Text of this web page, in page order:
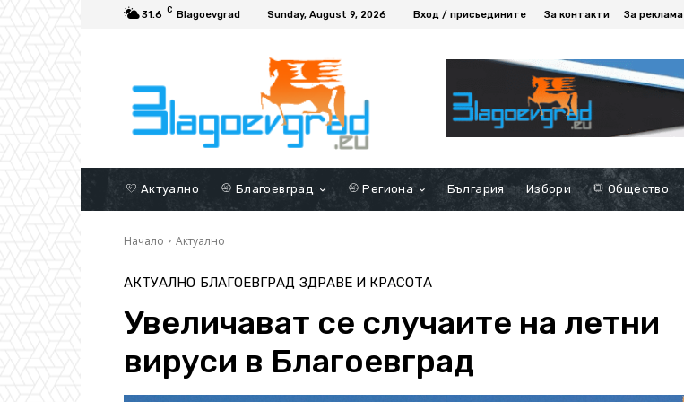
31.6 C Blagoevgrad Sunday, August 9, 2026 Вход / присъедините За контакти За реклама
Актуално Благоевград Региона България Избори Общество
Начало Актуално
АКТУАЛНО БЛАГОЕВГРАД ЗДРАВЕ И КРАСОТА
Увеличават се случаите на летни
вируси в Благоевград